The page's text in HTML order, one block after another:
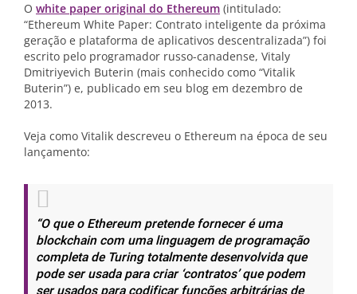
O white paper original do Ethereum (intitulado:
“Ethereum White Paper: Contrato inteligente da próxima
geração e plataforma de aplicativos descentralizada”) foi
escrito pelo programador russo-canadense, Vitaly
Dmitriyevich Buterin (mais conhecido como “Vitalik
Buterin”) e, publicado em seu blog em dezembro de
2013.
Veja como Vitalik descreveu o Ethereum na época de seu
lançamento:
“O que o Ethereum pretende fornecer é uma
blockchain com uma linguagem de programação
completa de Turing totalmente desenvolvida que
pode ser usada para criar ‘contratos’ que podem